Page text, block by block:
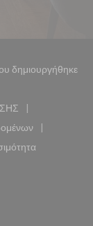
δημιουργήθηκε
σε νέο παράθυρο))
σε νέο
παράθυρο))
((ανοίγει σε νέο